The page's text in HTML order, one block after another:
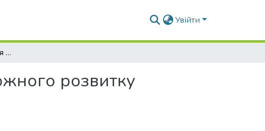
Увійти
Ресурсне забезпечення конкурентоспроможного розвитку фермерських господарств
розвитку